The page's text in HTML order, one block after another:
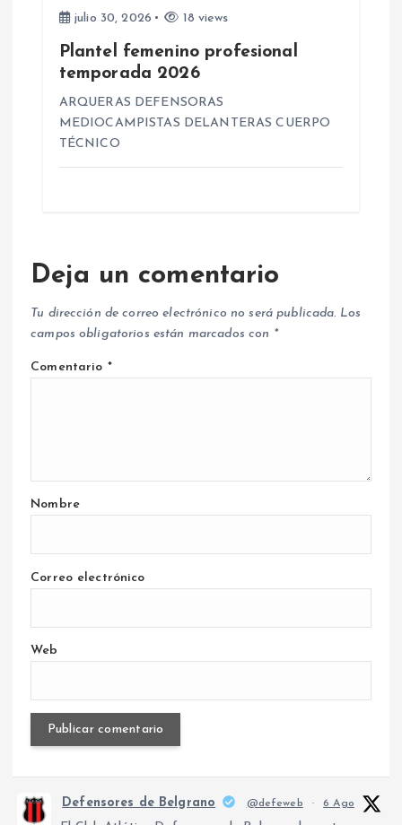
julio 30, 2026 18 views
Plantel femenino profesional
temporada 2026
ARQUERAS DEFENSORAS
MEDIOCAMPISTAS DELANTERAS CUERPO
TÉCNICO
Deja un comentario
Tu dirección de correo electrónico no será publicada. Los
campos obligatorios están marcados con *
Comentario *
Nombre
Correo electrónico
Web
Defensores de Belgrano @defeweb · 6 Ago